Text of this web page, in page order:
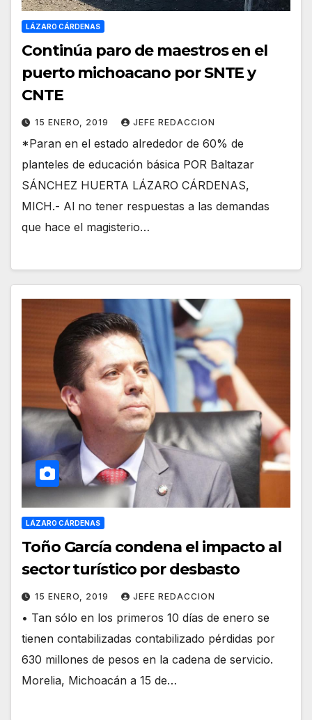
LÁZARO CÁRDENAS
Continúa paro de maestros en el
puerto michoacano por SNTE y
CNTE
15 ENERO, 2019 JEFE REDACCION
*Paran en el estado alrededor de 60% de
planteles de educación básica POR Baltazar
SÁNCHEZ HUERTA LÁZARO CÁRDENAS,
MICH.- Al no tener respuestas a las demandas
que hace el magisterio…
LÁZARO CÁRDENAS
Toño García condena el impacto al
sector turístico por desbasto
15 ENERO, 2019 JEFE REDACCION
• Tan sólo en los primeros 10 días de enero se
tienen contabilizadas contabilizado pérdidas por
630 millones de pesos en la cadena de servicio.
Morelia, Michoacán a 15 de…